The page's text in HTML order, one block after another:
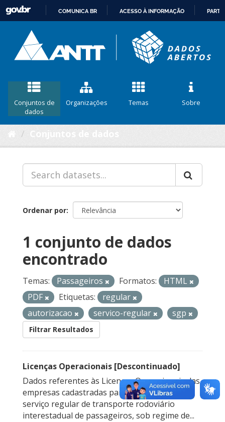
CONTEÚDO
COMUNICA BR ACESSO À INFORMAÇÃO
Conjuntos de
dados
Organizações Temas Sobre
Ordenar por
1 conjunto de dados
encontrado
Temas: Passageiros Formatos:
HTML
PDF
Etiquetas:
regular
autorizacao
servico-regular sgp
Filtrar Resultados
Licenças Operacionais [Descontinuado]
Dados referentes às Licenças Operacionais das
empresas cadastradas para prestação do
serviço regular de transporte rodoviário
interestadual de passageiros, sob regime de...